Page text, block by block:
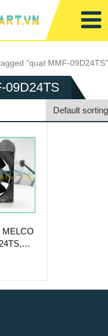
“quạt MMF-09D24TS”
09D24TS
MELCO